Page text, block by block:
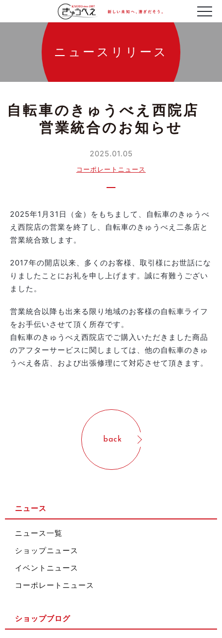
ニュースリリース
自転車のきゅうべえ西院店
営業統合のお知らせ
2025.01.05
コーポレートニュース
2025年1月31日（金）をもちまして、自転車のきゅうべ
え西院店の営業を終了し、自転車のきゅうべえ二条店と
営業統合致します。
2017年の開店以来、多くのお客様、取引様にお世話にな
りましたことにお礼を申し上げます。誠に有難うござい
ました。
営業統合以降も出来る限り地域のお客様の自転車ライフ
をお手伝いさせて頂く所存です。
自転車のきゅうべえ西院店でご購入いただきました商品
のアフターサービスに関しましては、他の自転車のきゅ
うべえ各店、および出張修理にて対応させて頂きます。
back
ニュース
ニュース一覧
ショップニュース
イベントニュース
コーポレートニュース
ショップブログ